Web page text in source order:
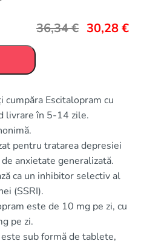
36,34€ 30,28€
cumpăra Escitalopram cu
livrare în 5-14 zile.
pentru tratarea depresiei
anxietate generalizată.
ca un inhibitor selectiv al
(SSRI).
este de 10 mg pe zi, cu
pe zi.
sub formă de tablete,